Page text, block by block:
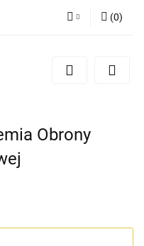
Zarejestruj się
(0)
Obrony